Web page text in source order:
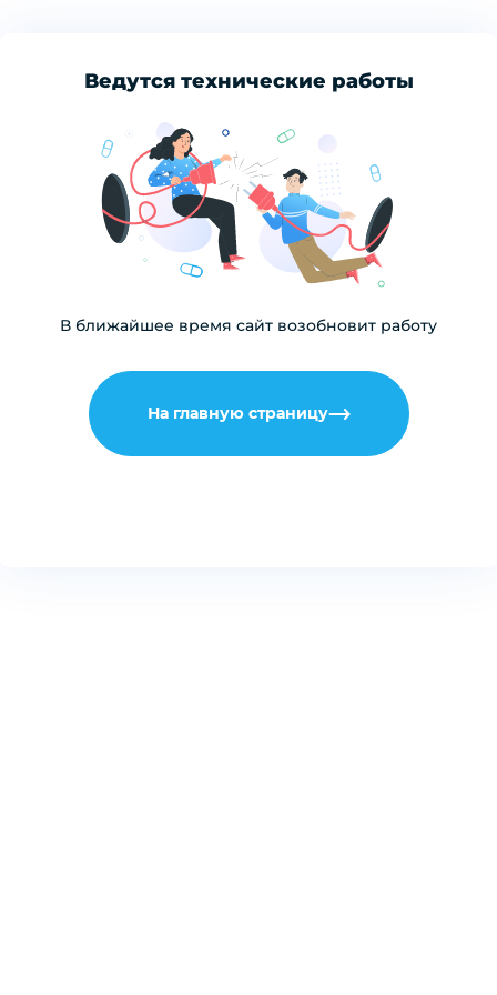
Ведутся технические работы
В ближайшее время сайт возобновит работу
На главную страницу